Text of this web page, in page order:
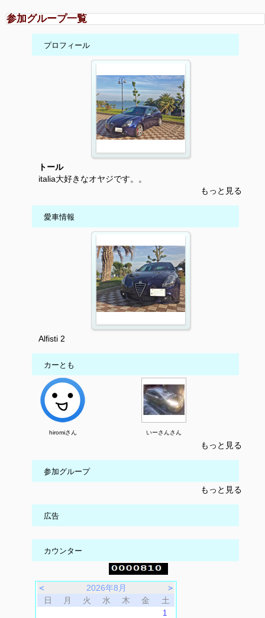
参加グループ一覧
プロフィール
トール
italia大好きなオヤジです。。
もっと見る
愛車情報
Alfisti 2
カーとも
hiromiさん いーさんさん
もっと見る
参加グループ
もっと見る
広告
カウンター
＜ 2026年8月
＞
日
月 火 水 木 金 土
1